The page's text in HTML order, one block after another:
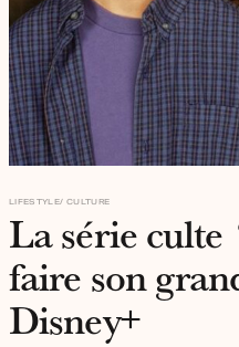
CULTURE
LIFESTYLE
La série culte
faire son
Disney+